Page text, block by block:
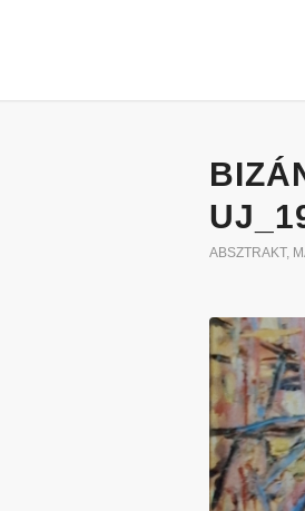
ABSZTRAKT,